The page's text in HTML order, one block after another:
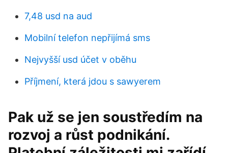
7,48 usd na aud
Mobilní telefon nepřijímá sms
Nejvyšší usd účet v oběhu
Příjmení, která jdou s sawyerem
Pak už se jen soustředím na
rozvoj a růst podnikání.